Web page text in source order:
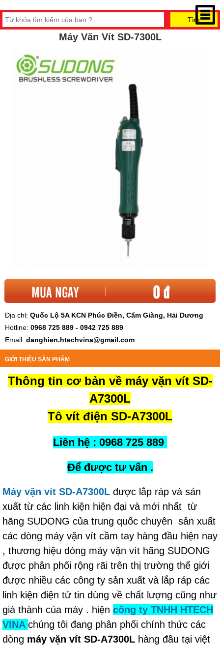
Máy Văn Vít SD-7300L
MUA NGAY 0 đ
Địa chỉ: Quốc Lộ 5A KCN Phúc Điền, Cẩm Giàng, Hải Dương
Hotline: 0968 725 889 - 0942 725 889
Email: danghien.htechvina@gmail.com
GIỚI THIỆU SẢN PHẨM
Thông tin cơ bản về máy vặn vít SD-
A7300L
Tô vít điện SD-A7300L
Liên hệ : 0968 725 889
Để được tư vấn .
Máy vặn vít SD-A7300L được lắp ráp và sản
xuất từ các linh kiện hiện đại và mới nhất từ
hãng SUDONG của trung quốc chuyên sản xuất
các dòng máy vặn vít cầm tay hàng đầu hiện nay
, thương hiệu dòng máy vặn vít hãng SUDONG
được phân phối rộng rãi trên thị trường thế giới
được nhiều các công ty sản xuất và lắp ráp các
linh kiện điện tử tin dùng về chất lượng cũng như
giá thành của máy . hiện công ty TNHH HTECH
VINA chúng tôi đang phân phối chính thức các
dòng máy vặn vít SD-A7300L hàng đầu tại việt